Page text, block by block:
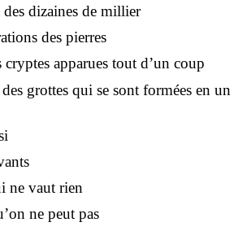
dizaines de millier
des pierres
cryptes apparues tout d’un coup
grottes qui se sont formées en un
ne vaut rien
ne peut pas